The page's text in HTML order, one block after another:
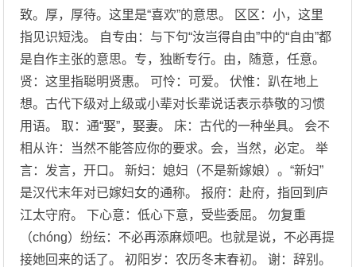
致。厚，厚待。这里是“喜欢”的意思。 区区：小，这里
指见识短浅。 自专由：与下句“汝岂得自由”中的“自由”都
是自作主张的意思。专，独断专行。由，随意，任意。
贤：这里指聪明贤惠。 可怜：可爱。 伏惟：趴在地上
想。古代下级对上级或小辈对长辈说话表示恭敬的习惯
用语。 取：通“娶”，娶妻。 床：古代的一种坐具。 会不
相从许：当然不能答应你的要求。会，当然，必定。 举
言：发言，开口。 新妇：媳妇（不是新嫁娘）。“新妇”
是汉代末年对已嫁妇女的通称。 报府：赴府，指回到庐
江太守府。 下心意：低心下意，受些委屈。 勿复重
（chóng）纷纭：不必再添麻烦吧。也就是说，不必再提
接她回来的话了。 初阳岁：农历冬末春初。 谢：辞别。